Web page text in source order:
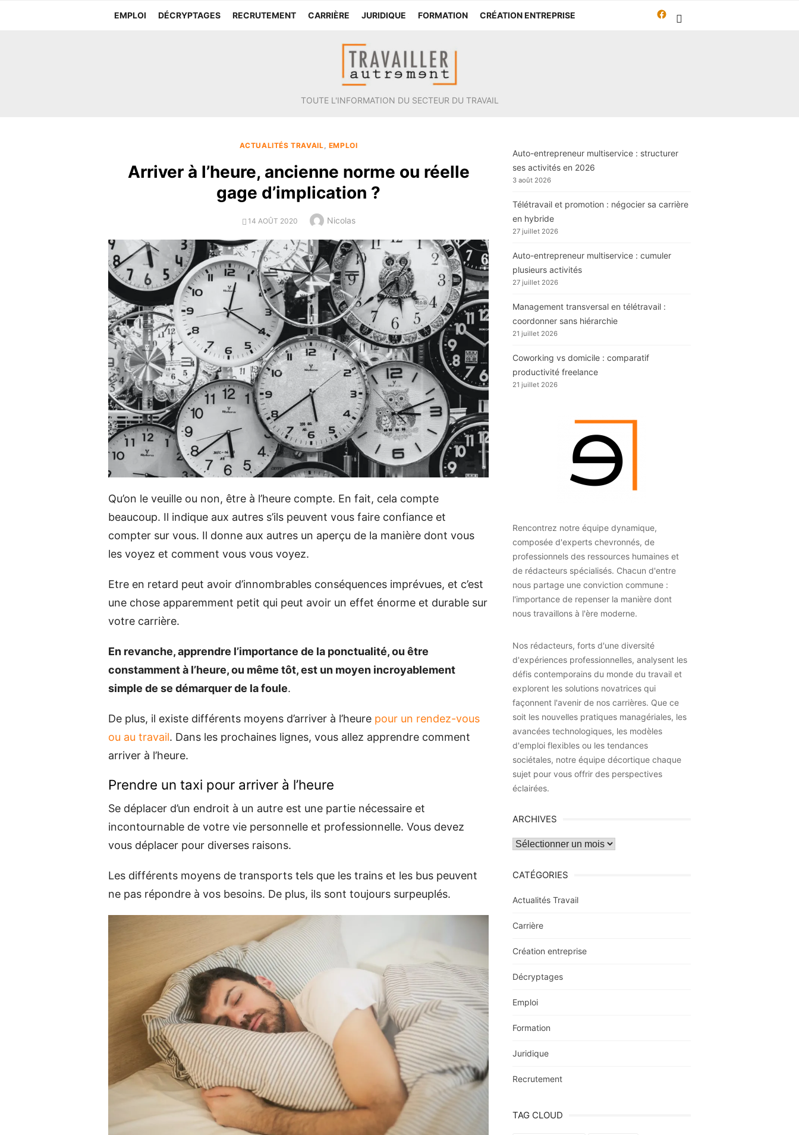
EMPLOI DÉCRYPTAGES RECRUTEMENT CARRIÈRE JURIDIQUE FORMATION CRÉATION ENTREPRISE
Travailleur-
TOUTE L'INFORMATION DU SECTEUR DU TRAVAIL
ACTUALITÉS TRAVAIL, EMPLOI
Arriver à l’heure, ancienne norme ou réelle
gage d’implication ?
POSTED
14 AOÛT 2020 Author
Nicolas
Qu’on le veuille ou non, être à l’heure compte. En fait, cela compte
beaucoup. Il indique aux autres s’ils peuvent vous faire confiance et
compter sur vous. Il donne aux autres un aperçu de la manière dont vous
les voyez et comment vous vous voyez.
Etre en retard peut avoir d’innombrables conséquences imprévues, et c’est
une chose apparemment petit qui peut avoir un effet énorme et durable sur
votre carrière.
En revanche, apprendre l’importance de la ponctualité, ou être
constamment à l’heure, ou même tôt, est un moyen incroyablement
simple de se démarquer de la foule.
De plus, il existe différents moyens d’arriver à l’heure pour un rendez-vous
ou au travail. Dans les prochaines lignes, vous allez apprendre comment
arriver à l’heure.
Prendre un taxi pour arriver à l’heure
Se déplacer d’un endroit à un autre est une partie nécessaire et
incontournable de votre vie personnelle et professionnelle. Vous devez
vous déplacer pour diverses raisons.
Les différents moyens de transports tels que les trains et les bus peuvent
ne pas répondre à vos besoins. De plus, ils sont toujours surpeuplés.
Auto-entrepreneur multiservice : structurer
ses activités en 2026
3 août 2026
Télétravail et promotion : négocier sa carrière
en hybride
27 juillet 2026
Auto-entrepreneur multiservice : cumuler
plusieurs activités
27 juillet 2026
Management transversal en télétravail :
coordonner sans hiérarchie
21 juillet 2026
Coworking vs domicile : comparatif
productivité freelance
21 juillet 2026
Rencontrez notre équipe dynamique,
composée d'experts chevronnés, de
professionnels des ressources humaines et
de rédacteurs spécialisés. Chacun d'entre
nous partage une conviction commune :
l'importance de repenser la manière dont
nous travaillons à l'ère moderne.
Nos rédacteurs, forts d'une diversité
d'expériences professionnelles, analysent les
défis contemporains du monde du travail et
explorent les solutions novatrices qui
façonnent l'avenir de nos carrières. Que ce
soit les nouvelles pratiques managériales, les
avancées technologiques, les modèles
d'emploi flexibles ou les tendances
sociétales, notre équipe décortique chaque
sujet pour vous offrir des perspectives
éclairées.
ARCHIVES
Archives
CATÉGORIES
Actualités Travail
Carrière
Création entreprise
Décryptages
Emploi
Formation
Juridique
Recrutement
TAG CLOUD